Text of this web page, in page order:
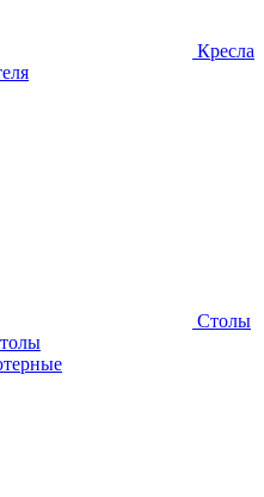
Кресла
Столы